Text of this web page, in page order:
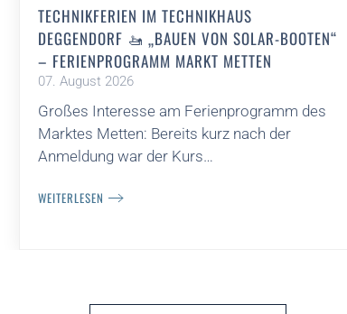
TECHNIKFERIEN IM TECHNIKHAUS
DEGGENDORF 🚤 „BAUEN VON SOLAR-BOOTEN“
– FERIENPROGRAMM MARKT METTEN
07. August 2026
Großes Interesse am Ferienprogramm des
Marktes Metten: Bereits kurz nach der
Anmeldung war der Kurs…
WEITERLESEN